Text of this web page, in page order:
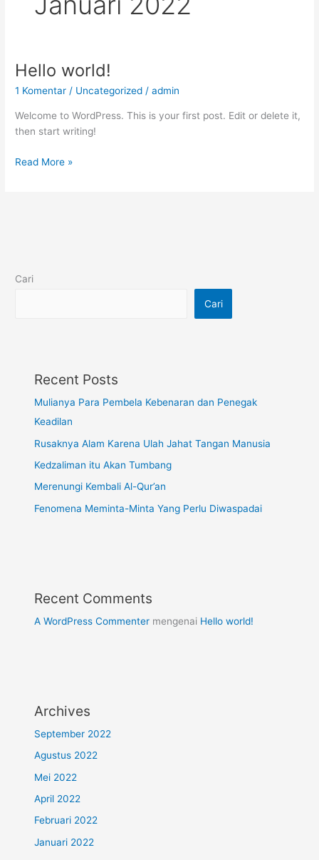
Hello world!
1 Komentar / Uncategorized /admin
Welcome to WordPress. This is your first post. Edit or delete it,
then start writing!
Hello
Read More »
Cari
Cari
Recent Posts
Mulianya Para Pembela Kebenaran dan Penegak
Keadilan
Rusaknya Alam Karena Ulah Jahat Tangan Manusia
Kedzaliman itu Akan Tumbang
Merenungi Kembali Al-Qur’an
Fenomena Meminta-Minta Yang Perlu Diwaspadai
Recent Comments
A WordPress Commenter mengenai Hello world!
Archives
September 2022
Agustus 2022
Mei 2022
April 2022
Februari 2022
Januari 2022